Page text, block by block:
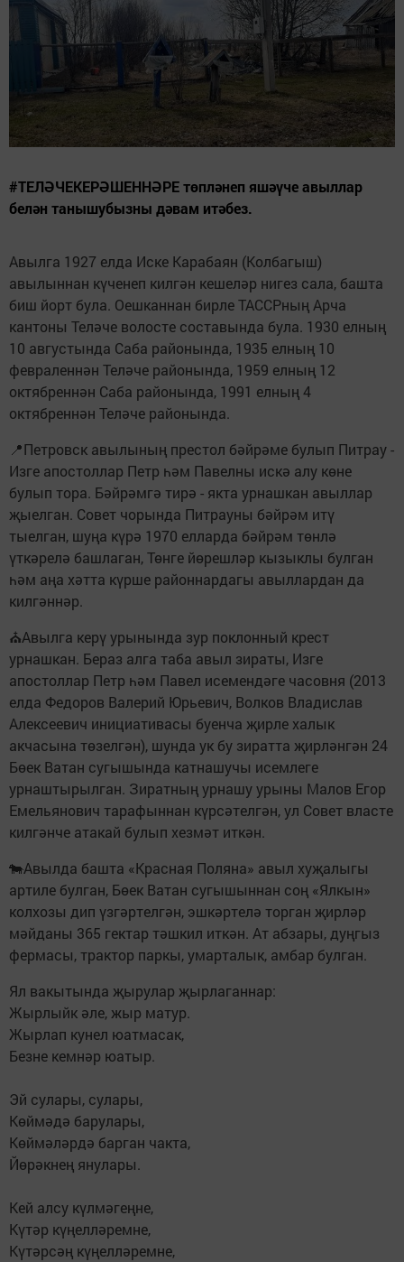
#ТЕЛӘЧЕКЕРӘШЕННӘРЕ төпләнеп яшәүче авыллар
белән танышубызны дәвам итәбез.
Авылга 1927 елда Иске Карабаян (Колбагыш)
авылыннан күченеп килгән кешеләр нигез сала, башта
биш йорт була. Оешканнан бирле ТАССРның Арча
кантоны Теләче волосте составында була. 1930 елның
10 августында Саба районында, 1935 елның 10
февраленнән Теләче районында, 1959 елның 12
октябреннән Саба районында, 1991 елның 4
октябреннән Теләче районында.
📍Петровск авылының престол бәйрәме булып Питрау -
Изге апостоллар Петр һәм Павелны искә алу көне
булып тора. Бәйрәмгә тирә - якта урнашкан авыллар
җыелган. Совет чорында Питрауны бәйрәм итү
тыелган, шуңа күрә 1970 елларда бәйрәм төнлә
үткәрелә башлаган, Төнге йөрешләр кызыклы булган
һәм аңа хәтта күрше районнардагы авыллардан да
килгәннәр.
⛪Авылга керү урынында зур поклонный крест
урнашкан. Бераз алга таба авыл зираты, Изге
апостоллар Петр һәм Павел исемендәге часовня (2013
елда Федоров Валерий Юрьевич, Волков Владислав
Алексеевич инициативасы буенча җирле халык
акчасына төзелгән), шунда ук бу зиратта җирләнгән 24
Бөек Ватан сугышында катнашучы исемлеге
урнаштырылган. Зиратның урнашу урыны Малов Егор
Емельянович тарафыннан күрсәтелгән, ул Совет власте
килгәнче атакай булып хезмәт иткән.
🐄Авылда башта «Красная Поляна» авыл хуҗалыгы
артиле булган, Бөек Ватан сугышыннан соң «Ялкын»
колхозы дип үзгәртелгән, эшкәртелә торган җирләр
мәйданы 365 гектар тәшкил иткән. Ат абзары, дуңгыз
фермасы, трактор паркы, умарталык, амбар булган.
Ял вакытында җырулар җырлаганнар:
Жырлыйк әле, жыр матур.
Жырлап кунел юатмасак,
Безне кемнәр юатыр.
Эй сулары, сулары,
Көймәдә барулары,
Көймәләрдә барган чакта,
Йөрәкнең янулары.
Кей алсу күлмәгеңне,
Күтәр күңелләремне,
Күтәрсәң күңелләремне,